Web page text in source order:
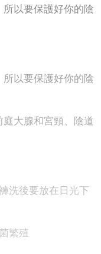
以要保護好你的陰
以要保護好你的陰
大腺和宮頸、陰道
洗後要放在日光下
繁殖